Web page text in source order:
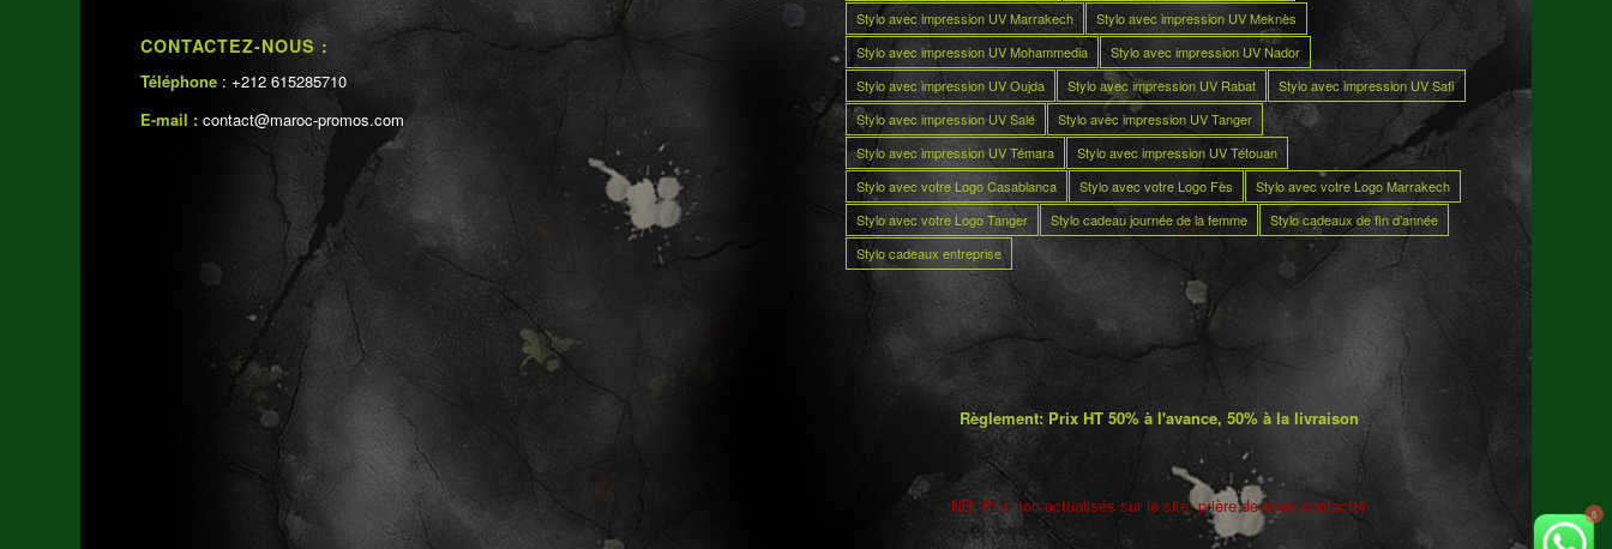
CONTACTEZ-NOUS :
Téléphone : +212 615285710
E-mail : contact@maroc-promos.com
Stylo avec impression UV Marrakech
Stylo avec impression UV Meknès
Stylo avec impression UV Mohammedia
Stylo avec impression UV Nador
Stylo avec impression UV Oujda
Stylo avec impression UV Rabat
Stylo avec impression UV Safi
Stylo avec impression UV Salé
Stylo avec impression UV Tanger
Stylo avec impression UV Témara
Stylo avec impression UV Tétouan
Stylo avec votre Logo Casablanca
Stylo avec votre Logo Fès
Stylo avec votre Logo Marrakech
Stylo avec votre Logo Tanger
Stylo cadeau journée de la femme
Stylo cadeaux de fin d’année
Stylo cadeaux entreprise
Règlement: Prix HT 50% à l'avance, 50% à la livraison
NB: Prix non actualisés sur le site. prière de nous contacter 5